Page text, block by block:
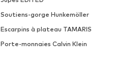
Soutiens-gorge Hunkemöller
Escarpins à plateau TAMARIS
Porte-monnaies Calvin Klein